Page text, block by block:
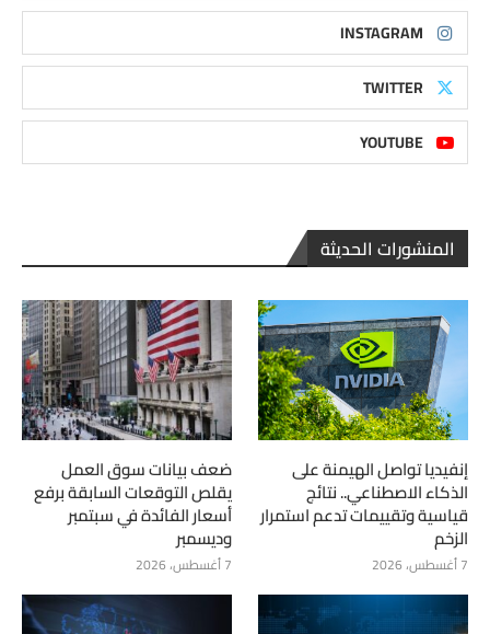
INSTAGRAM
TWITTER
YOUTUBE
المنشورات الحديثة
إنفيديا تواصل الهيمنة على
الذكاء الاصطناعي.. نتائج
قياسية وتقييمات تدعم استمرار
الزخم
7 أغسطس، 2026
ضعف بيانات سوق العمل
يقلص التوقعات السابقة برفع
أسعار الفائدة في سبتمبر
وديسمبر
7 أغسطس، 2026